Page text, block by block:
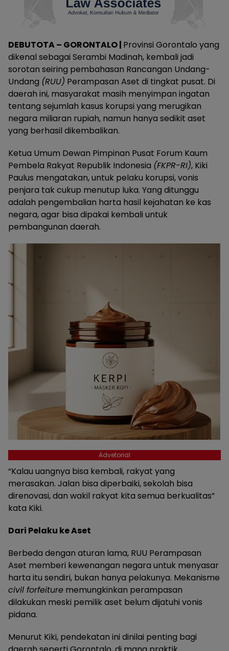
DEBUTOTA – GORONTALO | Provinsi Gorontalo yang
dikenal sebagai Serambi Madinah, kembali jadi
sorotan seiring pembahasan Rancangan Undang-
Undang (RUU) Perampasan Aset di tingkat pusat. Di
daerah ini, masyarakat masih menyimpan ingatan
tentang sejumlah kasus korupsi yang merugikan
negara miliaran rupiah, namun hanya sedikit aset
yang berhasil dikembalikan.
Ketua Umum Dewan Pimpinan Pusat Forum Kaum
Pembela Rakyat Republik Indonesia (FKPR-RI), Kiki
Paulus mengatakan, untuk pelaku korupsi, vonis
penjara tak cukup menutup luka. Yang ditunggu
adalah pengembalian harta hasil kejahatan ke kas
negara, agar bisa dipakai kembali untuk
pembangunan daerah.
Advetorial
“Kalau uangnya bisa kembali, rakyat yang
merasakan. Jalan bisa diperbaiki, sekolah bisa
direnovasi, dan wakil rakyat kita semua berkualitas”
kata Kiki.
Dari Pelaku ke Aset
Berbeda dengan aturan lama, RUU Perampasan
Aset memberi kewenangan negara untuk menyasar
harta itu sendiri, bukan hanya pelakunya. Mekanisme
civil forfeiture memungkinkan perampasan
dilakukan meski pemilik aset belum dijatuhi vonis
pidana.
Menurut Kiki, pendekatan ini dinilai penting bagi